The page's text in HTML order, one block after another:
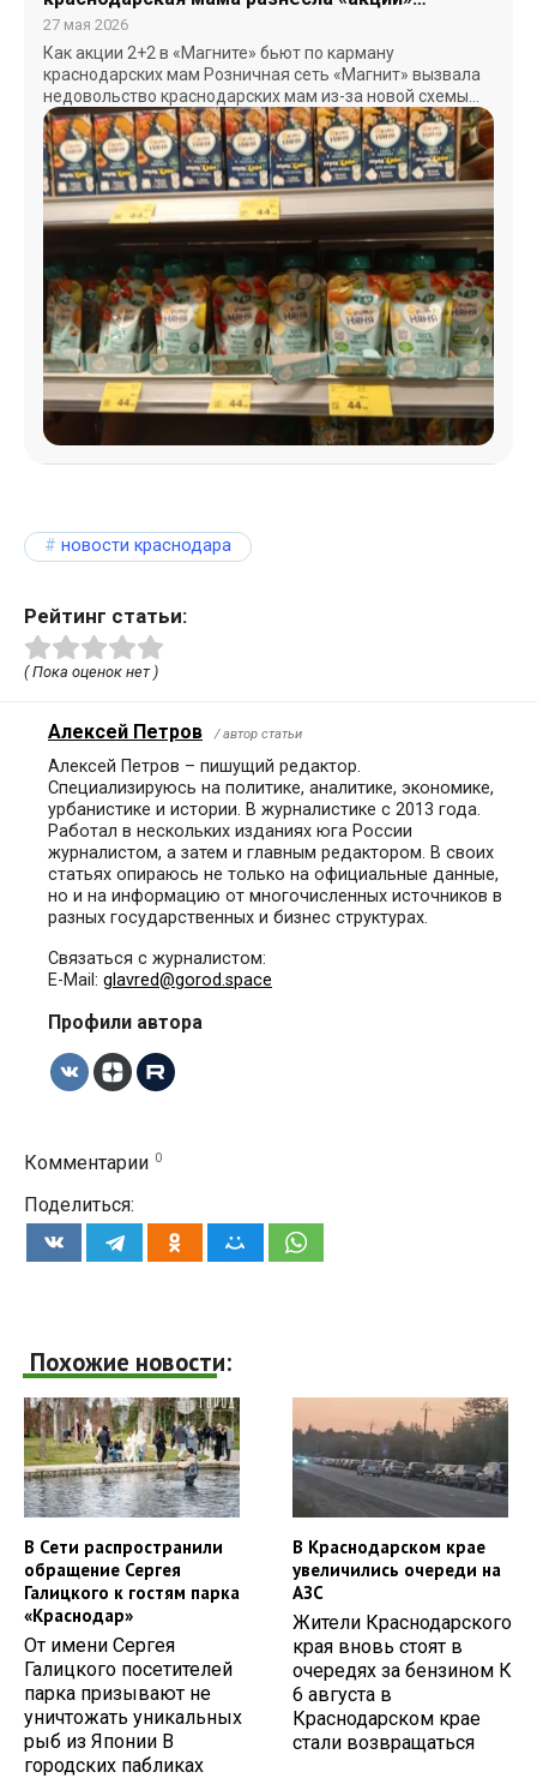
детского питания в «Магните»
27 мая 2026
Как акции 2+2 в «Магните» бьют по карману
краснодарских мам Розничная сеть «Магнит» вызвала
недовольство краснодарских мам из-за новой схемы
продажи детского…
новости краснодара
Рейтинг статьи:
( Пока оценок нет )
Алексей Петров / автор статьи
Алексей Петров – пишущий редактор.
Специализируюсь на политике, аналитике, экономике,
урбанистике и истории. В журналистике с 2013 года.
Работал в нескольких изданиях юга России
журналистом, а затем и главным редактором. В своих
статьях опираюсь не только на официальные данные,
но и на информацию от многочисленных источников в
разных государственных и бизнес структурах.
Связаться с журналистом:
E-Mail: glavred@gorod.space
Профили автора
Комментарии 0
Поделиться:
Похожие новости:
В Сети распространили
обращение Сергея
Галицкого к гостям парка
«Краснодар»
От имени Сергея
Галицкого посетителей
парка призывают не
уничтожать уникальных
рыб из Японии В
городских пабликах
В Краснодарском крае
увеличились очереди на
АЗС
Жители Краснодарского
края вновь стоят в
очередях за бензином К
6 августа в
Краснодарском крае
стали возвращаться